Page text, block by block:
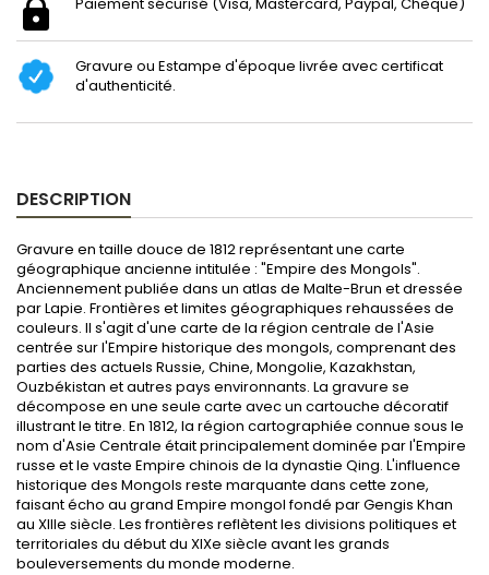
Gravure ou Estampe d'époque livrée avec certificat
d'authenticité.
DESCRIPTION
Gravure en taille douce de 1812 représentant une carte
géographique ancienne intitulée : "Empire des Mongols".
Anciennement publiée dans un atlas de Malte-Brun et dressée
par Lapie. Frontières et limites géographiques rehaussées de
couleurs. Il s'agit d'une carte de la région centrale de l'Asie
centrée sur l'Empire historique des mongols, comprenant des
parties des actuels Russie, Chine, Mongolie, Kazakhstan,
Ouzbékistan et autres pays environnants. La gravure se
décompose en une seule carte avec un cartouche décoratif
illustrant le titre. En 1812, la région cartographiée connue sous le
nom d'Asie Centrale était principalement dominée par l'Empire
russe et le vaste Empire chinois de la dynastie Qing. L'influence
historique des Mongols reste marquante dans cette zone,
faisant écho au grand Empire mongol fondé par Gengis Khan
au XIIIe siècle. Les frontières reflètent les divisions politiques et
territoriales du début du XIXe siècle avant les grands
bouleversements du monde moderne.